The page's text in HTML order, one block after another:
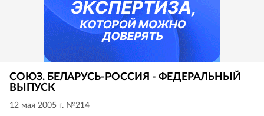
СОЮЗ. БЕЛАРУСЬ-РОССИЯ - ФЕДЕРАЛЬНЫЙ
ВЫПУСК
12 мая 2005 г. №214